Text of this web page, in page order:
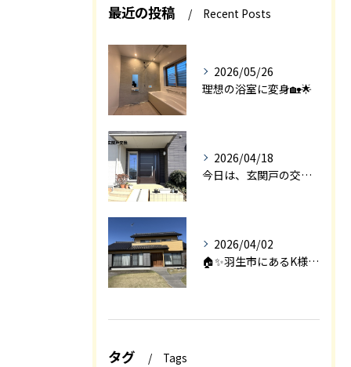
最近の投稿 Recent Posts
2026/05/26
理想の浴室に変身🏡🌟
2026/04/18
今日は、玄関戸の交換工事をご紹介します🚪✨。
2026/04/02
🏠✨羽生市にあるK様邸は、2008年に㈱エアロックで新築され...
タグ Tags